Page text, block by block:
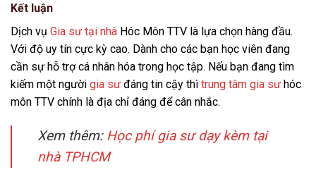
Kết luận
Dịch vụ Gia sư tại nhà Hóc Môn TTV là lựa chọn hàng đầu.
Với độ uy tín cực kỳ cao. Dành cho các bạn học viên đang
cần sự hỗ trợ cá nhân hóa trong học tập. Nếu bạn đang tìm
kiếm một người gia sư đáng tin cậy thì trung tâm gia sư hóc
môn TTV chính là địa chỉ đáng để cân nhắc.
Xem thêm: Học phí gia sư dạy kèm tại
nhà TPHCM